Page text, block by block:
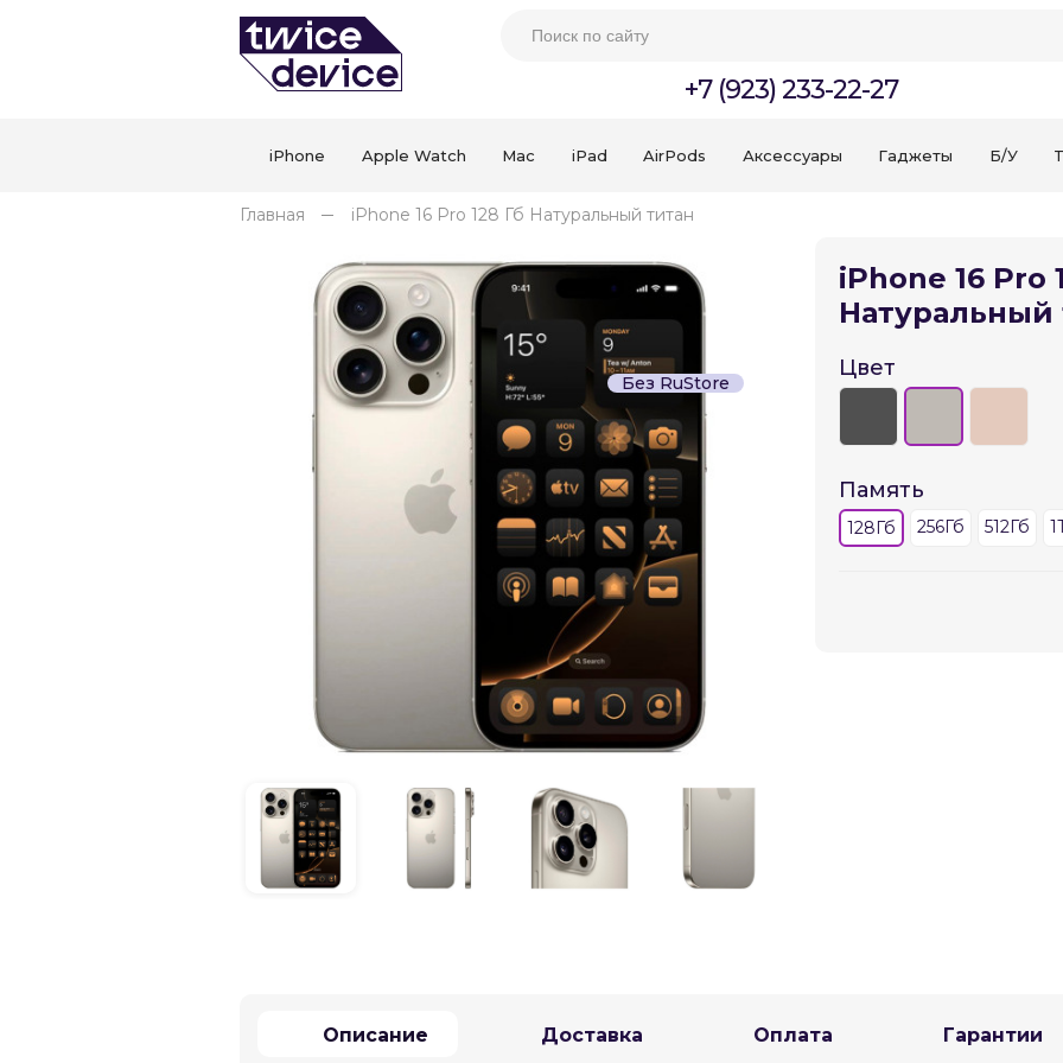
+7 (923) 233-22-27
iPhone Apple Watch Mac iPad AirPods Аксессуары Гаджеты Б/У
Главная iPhone 16 Pro 128 Гб Натуральный титан
Без RuStore
iPhone 16 Pro
Натуральный
Цвет
Память
128Гб 256Гб 512Гб
Описание Доставка Оплата Гарантии
Для клиентов всех банков
Разбейтеоплату
на частибез переплат
График платежей
Сегодня
25%
Добавляйте товары
Оплачивайте сегодня только